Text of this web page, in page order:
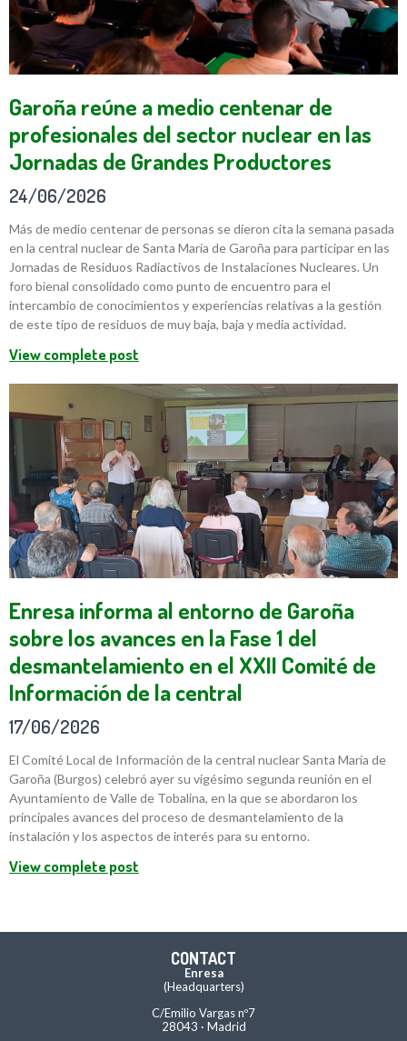
Garoña reúne a medio centenar de
profesionales del sector nuclear en las
Jornadas de Grandes Productores
24/06/2026
Más de medio centenar de personas se dieron cita la semana pasada
en la central nuclear de Santa María de Garoña para participar en las
Jornadas de Residuos Radiactivos de Instalaciones Nucleares. Un
foro bienal consolidado como punto de encuentro para el
intercambio de conocimientos y experiencias relativas a la gestión
de este tipo de residuos de muy baja, baja y media actividad.
View complete post
Enresa informa al entorno de Garoña
sobre los avances en la Fase 1 del
desmantelamiento en el XXII Comité de
Información de la central
17/06/2026
El Comité Local de Información de la central nuclear Santa María de
Garoña (Burgos) celebró ayer su vigésimo segunda reunión en el
Ayuntamiento de Valle de Tobalina, en la que se abordaron los
principales avances del proceso de desmantelamiento de la
instalación y los aspectos de interés para su entorno.
View complete post
CONTACT
Enresa
(Headquarters)
C/Emilio Vargas nº7
28043 · Madrid